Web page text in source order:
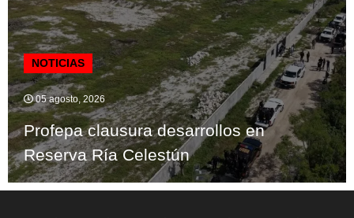
NOTICIAS
05 agosto, 2026
Profepa clausura desarrollos en
Reserva Ría Celestún